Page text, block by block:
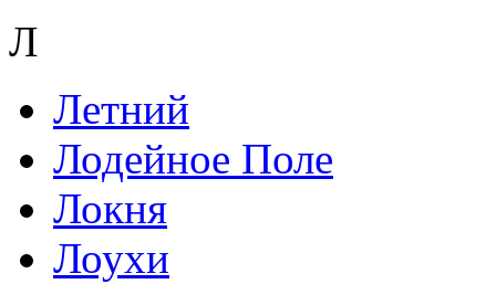
Л
Летний
Лодейное Поле
Локня
Лоухи